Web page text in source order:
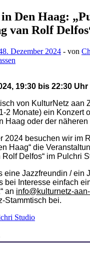
Den Haag:
van Rolf
8. Dezember 2024 - von
19:30 bis 22:30 Uhr
von KulturNetz aan
2 Monate) ein Konzert
Haag oder der näheren
2024 besuchen wir im
Haag“ die
Delfos“ im Pulchri
eine Jazzfreundin / ein
bei Interesse einfach
an info@kulturnetz-
Stammtisch bei.
Studio